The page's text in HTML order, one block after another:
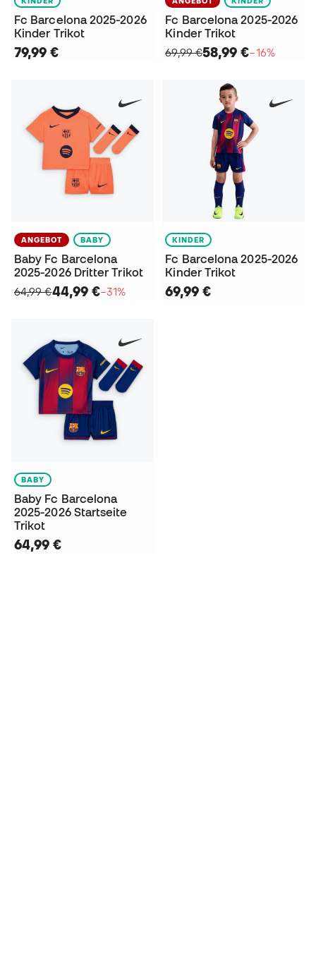
Fc Barcelona 2025-2026
Kinder Trikot
79,99 €
Fc Barcelona 2025-2026
Kinder Trikot
69,99 €58,99 €−16%
ANGEBOT BABY
Baby Fc Barcelona
2025-2026 Dritter Trikot
64,99 €44,99 €−31%
KINDER
Fc Barcelona 2025-2026
Kinder Trikot
69,99 €
BABY
Baby Fc Barcelona
2025-2026 Startseite
Trikot
64,99 €